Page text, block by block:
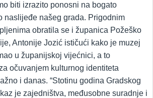
biti izrazito ponosni na bogato
naslijeđe našeg grada. Prigodnim
obratila se i županica Požeško
Antonije Jozić ističući kako je muzej
u županijskoj vijećnici, a to
očuvanjem kulturnog identiteta
i danas. “Stotinu godina Gradskog
je zajedništva, međusobne suradnje i